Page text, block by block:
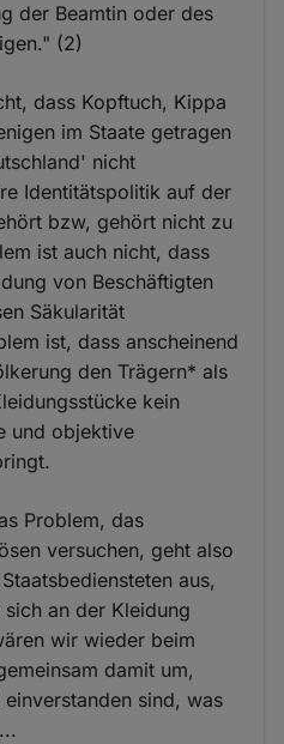
der Beamtin oder des
(2)
dass Kopftuch, Kippa
im Staate getragen
nicht
Identitätspolitik auf der
bzw, gehört nicht zu
ist auch nicht, dass
von Beschäftigten
Säkularität
ist, dass anscheinend
den Trägern* als
kein
und objektive
Problem, das
versuchen, geht also
aus,
an der Kleidung
wir wieder beim
damit um,
sind, was